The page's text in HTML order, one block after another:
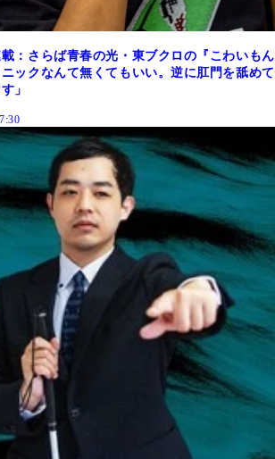
載：さらば青春の光・東ブクロの『こわいもん
ックなんて無くてもいい。逆に肛門を舐めて
」